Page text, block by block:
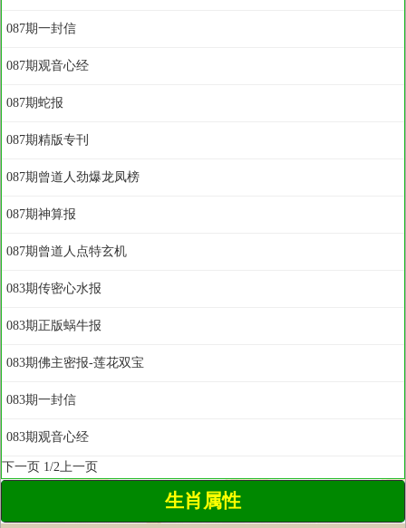
087期一封信
087期观音心经
087期蛇报
087期精版专刊
087期曾道人劲爆龙凤榜
087期神算报
087期曾道人点特玄机
083期传密心水报
083期正版蜗牛报
083期佛主密报-莲花双宝
083期一封信
083期观音心经
下一页 1/2 上一页
生肖属性